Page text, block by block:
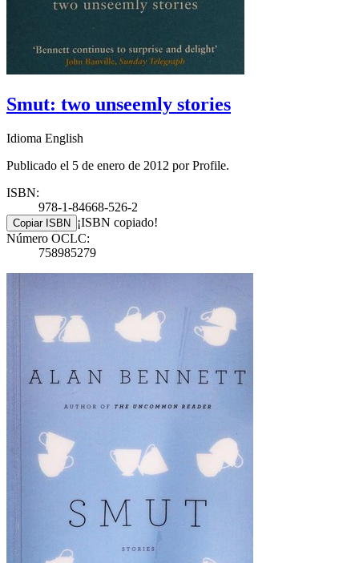
Smut: two unseemly stories
Idioma English
Publicado el 5 de enero de 2012 por Profile.
ISBN:
978-1-84668-526-2
Copiar ISBN
¡ISBN copiado!
Número OCLC:
758985279